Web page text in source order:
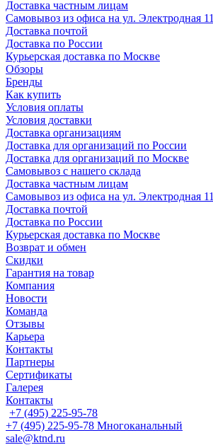
Доставка частным лицам
Самовывоз из офиса на ул. Электродная 11
Доставка почтой
Доставка по России
Курьерская доставка по Москве
Обзоры
Бренды
Как купить
Условия оплаты
Условия доставки
Доставка организациям
Доставка для организаций по России
Доставка для организаций по Москве
Самовывоз с нашего склада
Доставка частным лицам
Самовывоз из офиса на ул. Электродная 11
Доставка почтой
Доставка по России
Курьерская доставка по Москве
Возврат и обмен
Скидки
Гарантия на товар
Компания
Новости
Команда
Отзывы
Карьера
Контакты
Партнеры
Сертификаты
Галерея
Контакты
+7 (495) 225-95-78
+7 (495) 225-95-78 Многоканальный
sale@ktnd.ru